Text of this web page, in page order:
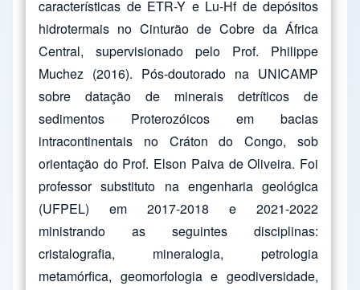
características de ETR-Y e Lu-Hf de depósitos
hidrotermais no Cinturão de Cobre da África
Central, supervisionado pelo Prof. Philippe
Muchez (2016). Pós-doutorado na UNICAMP
sobre datação de minerais detríticos de
sedimentos Proterozóicos em bacias
intracontinentais no Cráton do Congo, sob
orientação do Prof. Elson Paiva de Oliveira. Foi
professor substituto na engenharia geológica
(UFPEL) em 2017-2018 e 2021-2022
ministrando as seguintes disciplinas:
cristalografia, mineralogia, petrologia
metamórfica, geomorfologia e geodiversidade,